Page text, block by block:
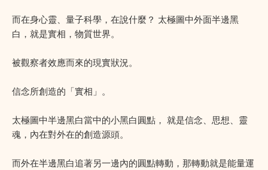
而在身心靈、量子科學，在說什麼？ 太極圖中外面半邊黑
白，就是實相，物質世界。
被觀察者效應而來的現實狀況。
信念所創造的「實相」。
太極圖中半邊黑白當中的小黑白圓點， 就是信念、思想、靈
魂，內在對外在的創造源頭。
而外在半邊黑白追著另一邊內的圓點轉動，那轉動就是能量運